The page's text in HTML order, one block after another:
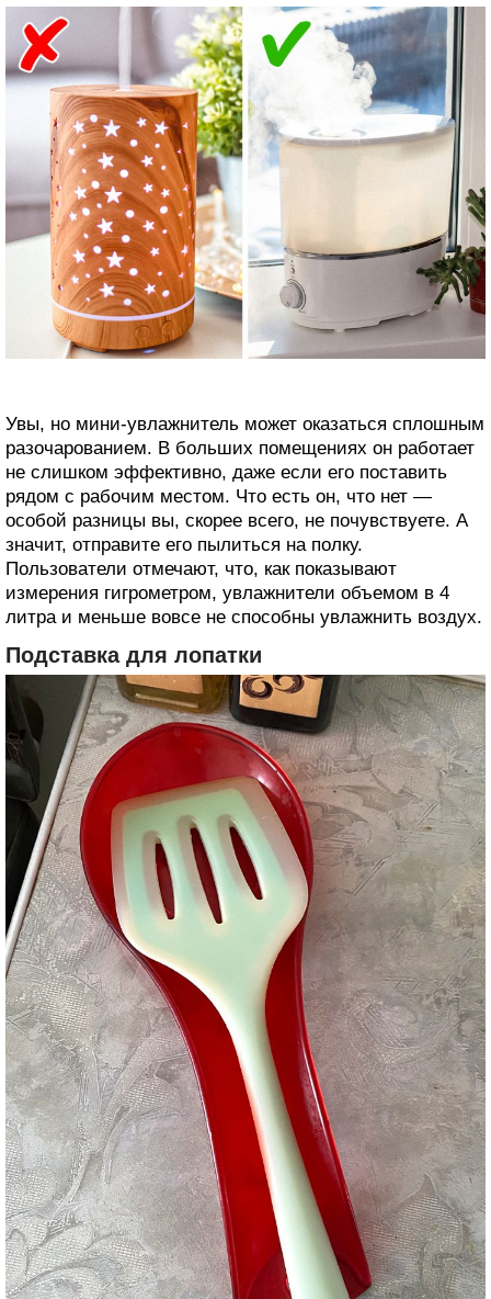
Увы, но мини-увлажнитель может оказаться сплошным
разочарованием. В больших помещениях он работает
не слишком эффективно, даже если его поставить
рядом с рабочим местом. Что есть он, что нет —
особой разницы вы, скорее всего, не почувствуете. А
значит, отправите его пылиться на полку.
Пользователи отмечают, что, как показывают
измерения гигрометром, увлажнители объемом в 4
литра и меньше вовсе не способны увлажнить воздух.
Подставка для лопатки